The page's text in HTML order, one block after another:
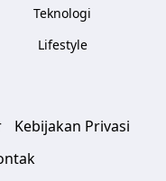
Teknologi
Lifestyle
Kebijakan Privasi